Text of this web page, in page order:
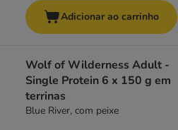
Adicionar ao carrinho
Wolf of Wilderness Adult -
Single Protein 6 x 150 g em
terrinas
Blue River, com peixe